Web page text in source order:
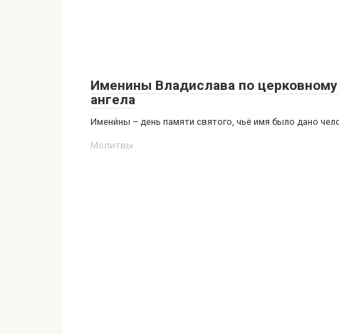
Именины Владислава по
ангела
Имени́ны – день памяти святого, чьё имя было дано
Молитвы